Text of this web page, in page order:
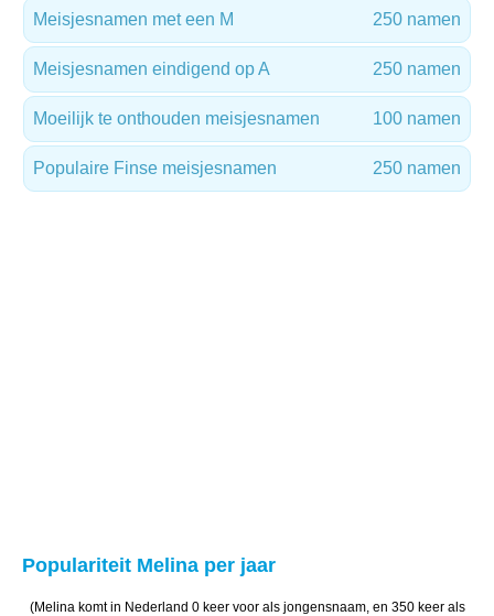
Meisjesnamen met een M 250 namen
Meisjesnamen eindigend op A 250 namen
Moeilijk te onthouden meisjesnamen 100 namen
Populaire Finse meisjesnamen 250 namen
Populariteit Melina per jaar
(Melina komt in Nederland 0 keer voor als jongensnaam, en 350 keer als